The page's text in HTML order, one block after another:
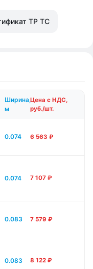
ТР ТС
Ширина,
м
Цена с НДС,
руб./шт.
0.074 6 563 ₽
0.074 7 107 ₽
0.083 7 579 ₽
0.083 8 122 ₽